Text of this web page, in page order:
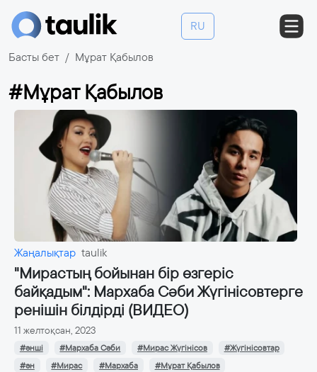
RU
Басты бет Мұрат Қабылов
#Мұрат Қабылов
Жаңалықтар taulik
"Мирастың бойынан бір өзгеріс
байқадым": Мархаба Сәби Жүгінісовтерге
ренішін білдірді (ВИДЕО)
11 желтоқсан, 2023
#әнші #Мархаба Сәби #Мирас Жүгінісов
#Жүгінісовтар
#ән
#Мирас #Мархаба
#Мұрат Қабылов